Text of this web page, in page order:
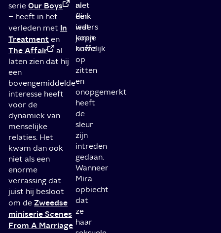
serieOur Boys
– heeft in het
verleden met In
Treatment en
The Affair
al
laten zien dat hij
een
bovengemiddelde
interesse heeft
voor de
dynamiek van
menselijke
relaties. Het
kwam dan ook
niet als een
enorme
verrassing dat
juist hij besloot
om deZweedse
miniserie Scenes
From A Marriage
al
flink
wat
jaren
huwelijk
op
zitten
en
onopgemerkt
heeft
de
sleur
zijn
intreden
gedaan.
Wanneer
Mira
opbiecht
dat
ze
haar
niet
een
ieders
kopje
koffie.